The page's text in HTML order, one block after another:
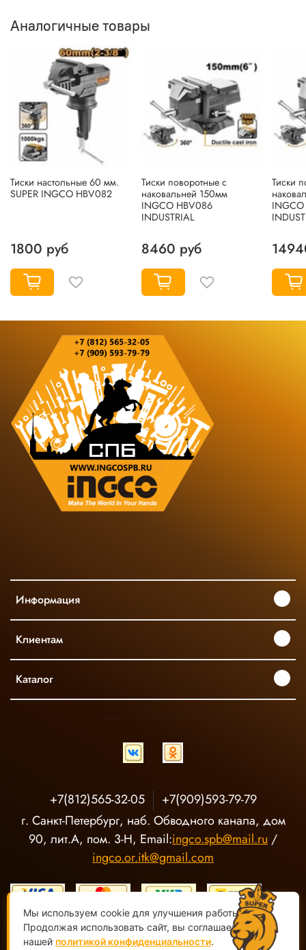
Аналогичные товары
Тиски настольные 60 мм.
SUPER INGCO HBV082
1800 руб
Тиски поворотные с
наковальней 150мм
INGCO HBV086
INDUSTRIAL
8460 руб
Тиски
Информация
Клиентам
Каталог
+7(812)565-32-05
+7(909)593-79-79
г. Санкт-Петербург, наб. Обводного канала, дом
90, лит.А, пом. 3-Н, Email:ingco.spb@mail.ru /
ingco.or.itk@gmail.com
Мы используем cookie для улучшения работы сайта.
Продолжая использовать сайт, вы соглашаетесь с
нашей политикой конфиденциальности.